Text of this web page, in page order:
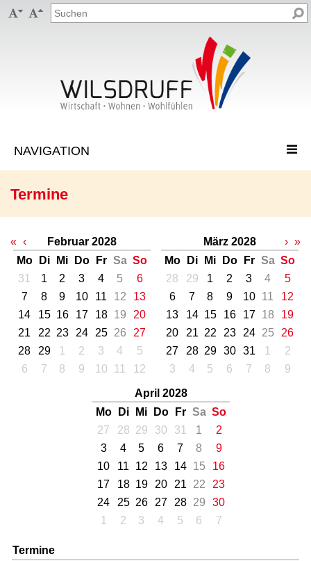
 
Termine
« ‹
Februar 2028
Mo
Di Mi Do Fr Sa So
31
1 2 3 4 5
6
7
8 9 10 11 12
13
14
15 16 17 18 19
20
21
22 23 24 25 26
27
28
29 1 2 3 4
5
6
7 8 9 10 11 12
März 2028
Mo
Di Mi Do Fr Sa So
28
29 1 2 3 4
5
6
7 8 9 10 11
12
13
14 15 16 17 18
19
20
21 22 23 24 25
26
27
28 29 30 31 1
2
3
4 5 6 7 8 9
April 2028
Mo
Di Mi Do Fr Sa So
27
28 29 30 31 1
2
3
4 5 6 7 8
9
10
11 12 13 14 15
16
17
18 19 20 21 22
23
24
25 26 27 28 29
30
1
2 3 4 5 6 7
› »
Termine